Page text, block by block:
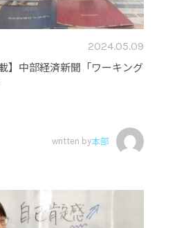
2024.05.09
】中部経済新聞「ワーキング
written by本部